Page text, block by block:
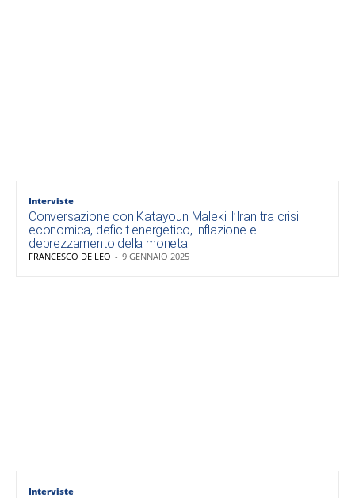
Interviste
Conversazione con Katayoun Maleki: l’Iran tra crisi
economica, deficit energetico, inflazione e
deprezzamento della moneta
FRANCESCO DE LEO - 9 GENNAIO 2025
Interviste